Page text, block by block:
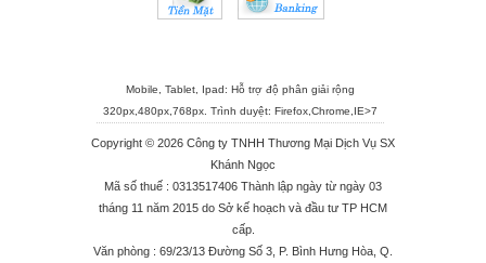
Mobile, Tablet, Ipad: Hỗ trợ độ phân giải rộng
320px,480px,768px. Trình duyệt: Firefox,Chrome,IE>7
Copyright © 2026 Công ty TNHH Thương Mại Dịch Vụ SX
Khánh Ngọc
Mã số thuế : 0313517406 Thành lập ngày từ ngày 03
tháng 11 năm 2015 do Sở kế hoạch và đầu tư TP HCM
cấp.
Văn phòng : 69/23/13 Đường Số 3, P. Bình Hưng Hòa, Q.